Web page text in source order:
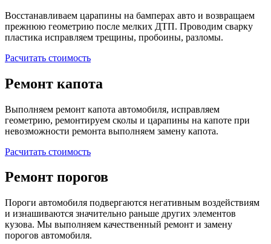
Восстанавливаем царапины на бамперах авто и возвращаем
прежнюю геометрию после мелких ДТП. Проводим сварку
пластика исправляем трещины, пробоины, разломы.
Расчитать стоимость
Ремонт капота
Выполняем ремонт капота автомобиля, исправляем
геометрию, ремонтируем сколы и царапины на капоте при
невозможности ремонта выполняем замену капота.
Расчитать стоимость
Ремонт порогов
Пороги автомобиля подвергаются негативным воздействиям
и изнашиваются значительно раньше других элементов
кузова. Мы выполняем качественный ремонт и замену
порогов автомобиля.